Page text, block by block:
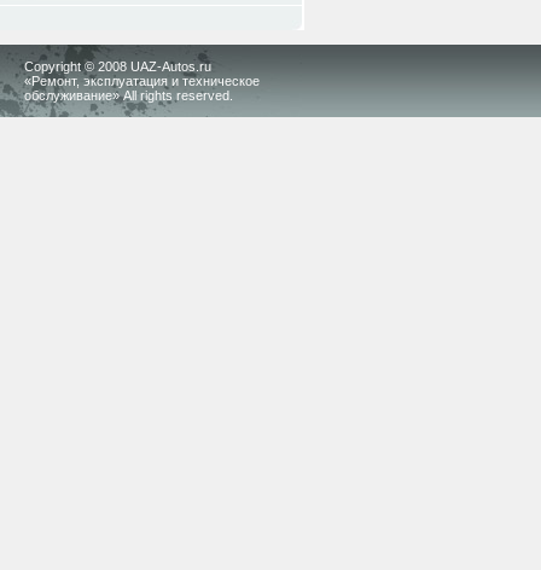
Copyright © 2008 UAZ-Autos.ru
«Ремонт, эксплуатация и техническое
обслуживание» All rights reserved.